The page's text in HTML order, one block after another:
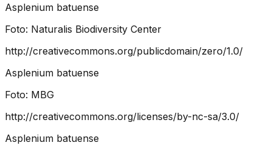
Asplenium batuense
Foto: Naturalis Biodiversity Center
http://creativecommons.org/publicdomain/zero/1.0/
Asplenium batuense
Foto: MBG
http://creativecommons.org/licenses/by-nc-sa/3.0/
Asplenium batuense